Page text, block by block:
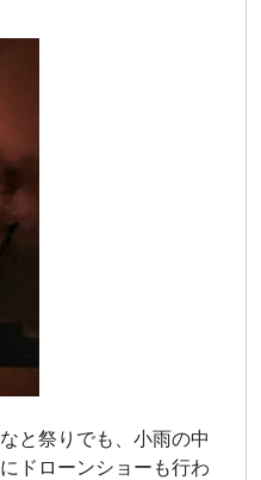
と祭りでも、小雨の中
ドローンショーも行わ